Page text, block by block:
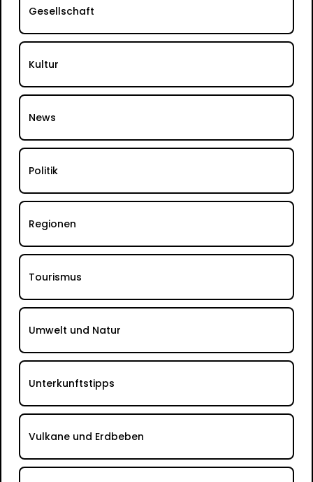
Gesellschaft
Kultur
News
Politik
Regionen
Tourismus
Umwelt und Natur
Unterkunftstipps
Vulkane und Erdbeben